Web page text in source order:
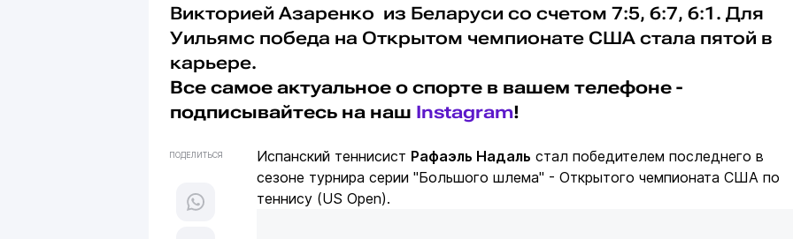
Викторией Азаренко из Беларуси со счетом 7:5, 6:7, 6:1. Для
Уильямс победа на Открытом чемпионате США стала пятой в
карьере.
Все самое актуальное о спорте в вашем телефоне -
подписывайтесь на наш Instagram!
ПОДЕЛИТЬСЯ Испанский теннисист Рафаэль Надаль стал победителем последнего в
сезоне турнира серии "Большого шлема" - Открытого чемпионата США по
теннису (US Open).